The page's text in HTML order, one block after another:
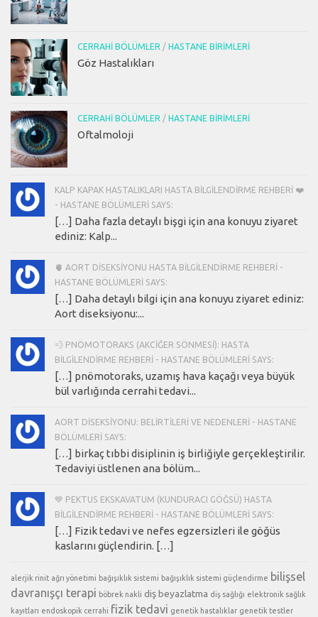
CERRAHI BÖLÜMLER / HASTANE BIRIMLERI
Göz Hastalıkları
CERRAHI BÖLÜMLER / HASTANE BIRIMLERI
Oftalmoloji
KALP KAPAK HASTALIKLARI HASTA BILGILENDIRME REHBERI ❤️
- HASTANE BÖLÜMLERI SAYS:
[…] Daha fazla detaylı bişgi için ana konuyu ziyaret
ediniz: Kalp...
🫀 AORT DISEKSIYONU HASTA BILGILENDIRME REHBERI -
HASTANE BÖLÜMLERI SAYS:
[…] Daha detaylı bilgi için ana konuyu ziyaret ediniz:
Aort diseksiyonu:...
💨 PNÖMOTORAKS (AKCIĞER SÖNMESI): HASTA
BILGILENDIRME REHBERI - HASTANE BÖLÜMLERI SAYS:
[…] pnömotoraks, uzamış hava kaçağı veya büyük
bül varlığında cerrahi tedavi...
AORT DISEKSIYONU: BELIRTILERI VE NEDENLERI - HASTANE
BÖLÜMLERI SAYS:
[…] birkaç tıbbi disiplinin iş birliğiyle gerçekleştirilir.
Tedaviyi üstlenen ana bölüm...
💙 PEKTUS EKSKAVATUM (KUNDURACI GÖĞSÜ) HASTA
BILGILENDIRME REHBERI - HASTANE BÖLÜMLERI SAYS:
[…] Fizik tedavi ve nefes egzersizleri ile göğüs
kaslarını güçlendirin. […]
alerjik rinit ağrı yönetimi bağışıklık sistemi bağışıklık sistemi güçlendirme bilişsel
davranışçı terapi böbrek nakli diş beyazlatma diş sağlığı elektronik sağlık
kayıtları endoskopik cerrahi fizik tedavi genetik hastalıklar genetik testler